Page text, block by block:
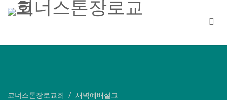
코너스톤장로교회
새벽예배설교